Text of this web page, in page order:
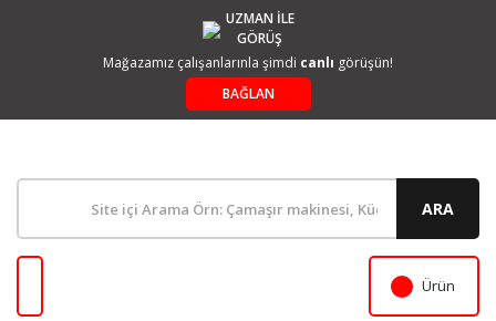
UZMAN İLE
GÖRÜŞ
Mağazamız çalışanlarınla şimdi canlı görüşün!
BAĞLAN
ARA
Ürün